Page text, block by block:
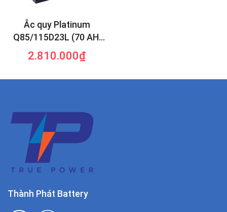
Ắc quy Platinum
Q85/115D23L (70 AH;
660 CCA)
2.810.000₫
Thành Phát Battery